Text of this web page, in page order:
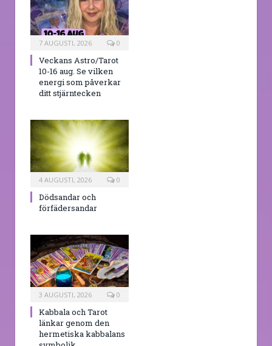
7 AUGUSTI, 2026 0
Veckans Astro/Tarot
10-16 aug. Se vilken
energi som påverkar
ditt stjärntecken
4 AUGUSTI, 2026 0
Dödsandar och
förfädersandar
3 AUGUSTI, 2026 0
Kabbala och Tarot
länkar genom den
hermetiska kabbalans